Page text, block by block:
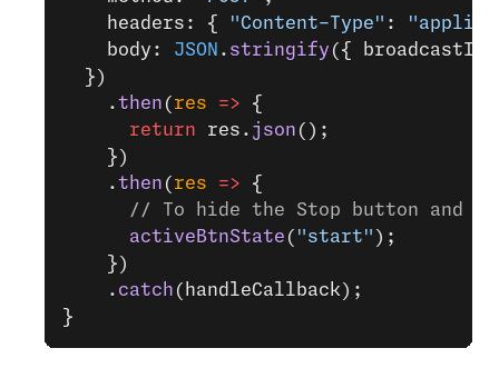
    headers: {
"Content-Type" :
    body:
JSON . stringify ({
  })
    .
then ( res => {
      return
res. json ();
    })
    .
then ( res => {
// To hide the Stop button and
      activeBtnState
( "start" );
    })
    .
catch (handleCallback);
}